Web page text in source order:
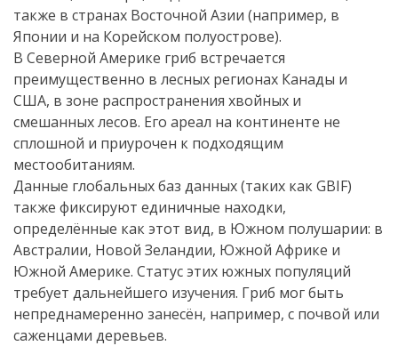
также в странах Восточной Азии (например, в
Японии и на Корейском полуострове).
В Северной Америке гриб встречается
преимущественно в лесных регионах Канады и
США, в зоне распространения хвойных и
смешанных лесов. Его ареал на континенте не
сплошной и приурочен к подходящим
местообитаниям.
Данные глобальных баз данных (таких как GBIF)
также фиксируют единичные находки,
определённые как этот вид, в Южном полушарии: в
Австралии, Новой Зеландии, Южной Африке и
Южной Америке. Статус этих южных популяций
требует дальнейшего изучения. Гриб мог быть
непреднамеренно занесён, например, с почвой или
саженцами деревьев.